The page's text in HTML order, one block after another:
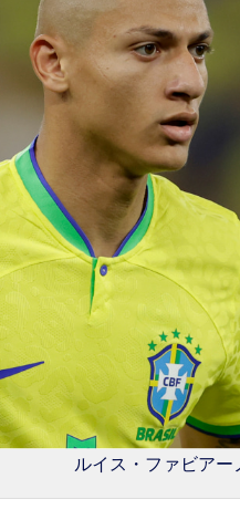
ルイス・ファビアー